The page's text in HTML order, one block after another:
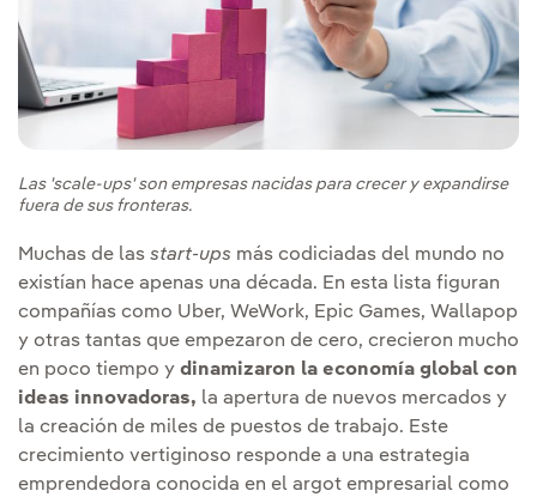
Las 'scale-ups' son empresas nacidas para crecer y expandirse
fuera de sus fronteras.
Muchas de las start-ups más codiciadas del mundo no
existían hace apenas una década. En esta lista figuran
compañías como Uber, WeWork, Epic Games, Wallapop
y otras tantas que empezaron de cero, crecieron mucho
en poco tiempo y dinamizaron la economía global con
ideas innovadoras, la apertura de nuevos mercados y
la creación de miles de puestos de trabajo. Este
crecimiento vertiginoso responde a una estrategia
emprendedora conocida en el argot empresarial como